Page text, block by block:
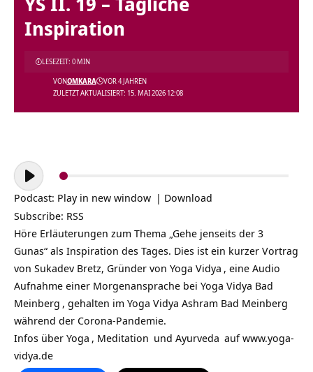
Inspiration
ZULETZT AKTUALISIERT: 15. MAI 2026 12:08
VONOMKARA VOR 4 JAHREN
LESEZEIT: 0 MIN
Audio-
Player
Podcast: Play in new window | Download
Subscribe: RSS
Höre Erläuterungen zum Thema „Gehe jenseits der 3
Gunas“ als Inspiration des Tages. Dies ist ein kurzer Vortrag
von Sukadev Bretz, Gründer von Yoga Vidya , eine Audio
Aufnahme einer Morgenansprache bei Yoga Vidya Bad
Meinberg , gehalten im Yoga Vidya Ashram Bad Meinberg
während der Corona-Pandemie.
Infos über Yoga , Meditation und Ayurveda aufwww.yoga-
vidya.de